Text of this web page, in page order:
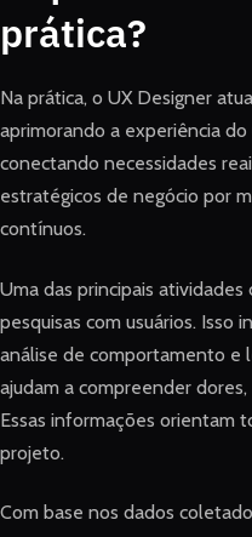
prática?
Na prática, o UX Designer
aprimorando a experiência
conectando necessidades
estratégicos de negócio por
contínuos.
Uma das principais
pesquisas com usuários. Isso
análise de comportamento e
ajudam a compreender
Essas informações orientam
projeto.
Com base nos dados